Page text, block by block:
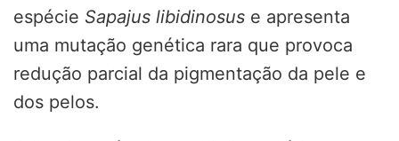
espécie Sapajus libidinosus e apresenta
uma mutação genética rara que provoca
redução parcial da pigmentação da pele e
dos pelos.